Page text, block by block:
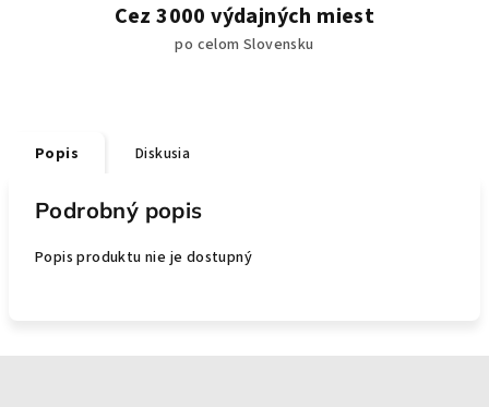
Cez 3000 výdajných miest
po celom Slovensku
Popis Diskusia
Podrobný popis
Popis produktu nie je dostupný